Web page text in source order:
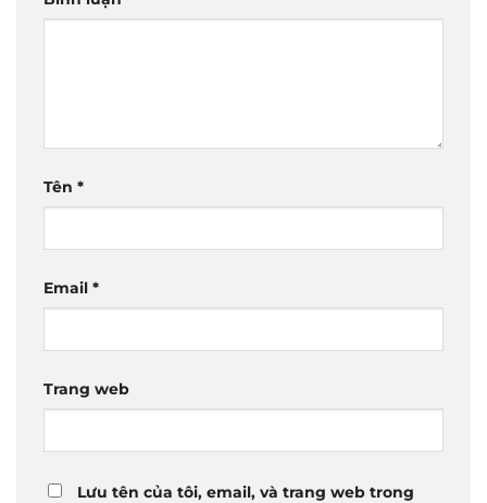
Tên *
Email *
Trang web
Lưu tên của tôi, email, và trang web trong